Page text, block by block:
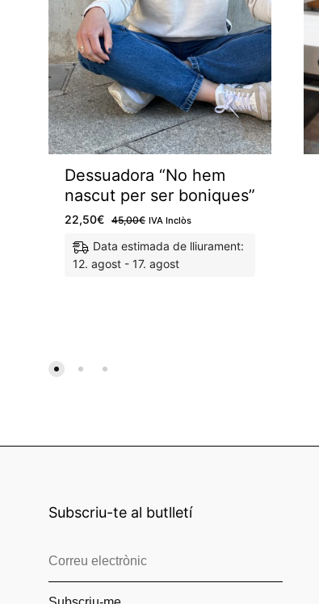
Dessuadora “No hem
nascut per ser boniques”
22,50€ 45,00€ IVA Inclòs
Data estimada de lliurament:
12. agost - 17. agost
Subscriu-te al butlletí